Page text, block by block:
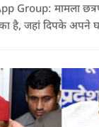
Group: मामला
है, जहां दिपके अपने
अधिकारी से तीखी